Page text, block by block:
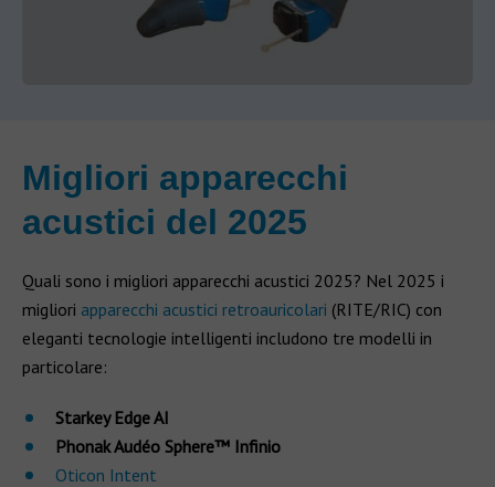
Migliori apparecchi
acustici del 2025
Quali sono i migliori apparecchi acustici 2025? Nel 2025 i
migliori apparecchi acustici retroauricolari (RITE/RIC) con
eleganti tecnologie intelligenti includono tre modelli in
particolare:
Starkey Edge AI
Phonak Audéo Sphere™ Infinio
Oticon Intent